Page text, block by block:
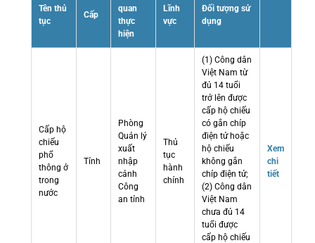
Tên thủ
tục
Cấp
quan
thực
hiện
Lĩnh
vực
Đối tượng sử
dụng
Cấp hộ
chiếu
phổ
thông ở
trong
nước
Tỉnh
Phòng
Quản lý
xuất
nhập
cảnh
Công
an tỉnh
Thủ
tục
hành
chính
(1) Công dân
Việt Nam từ
đủ 14 tuổi
trở lên được
cấp hộ chiếu
có gắn chíp
điện tử hoặc
hộ chiếu
không gắn
chíp điện tử;
(2) Công dân
Việt Nam
chưa đủ 14
tuổi được
cấp hộ chiếu
Xem
chi
tiết